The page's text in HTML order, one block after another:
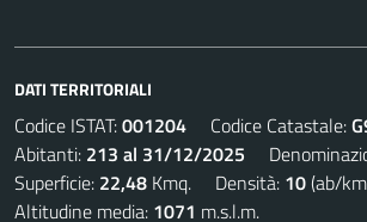
DATI TERRITORIALI
Codice ISTAT:001204 Codice Catastale:
Abitanti: 213 al 31/12/2025
Superficie: 22,48 Kmq. Densità: 10(ab/
Altitudine media: 1071 m.s.l.m.